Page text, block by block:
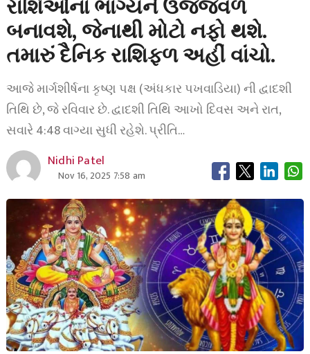
રાશિઓના ભાગ્યને ઉજ્જવળ
બનાવશે, જેનાથી મોટો નફો થશે.
તમારું દૈનિક રાશિફળ અહીં વાંચો.
આજે માર્ગશીર્ષના કૃષ્ણ પક્ષ (અંધકાર પખવાડિયા) ની દ્વાદશી
તિથિ છે, જે રવિવાર છે. દ્વાદશી તિથિ આખો દિવસ અને રાત,
સવારે 4:48 વાગ્યા સુધી રહેશે. પ્રીતિ…
Nidhi Patel
Nov 16, 2025 7:58 am